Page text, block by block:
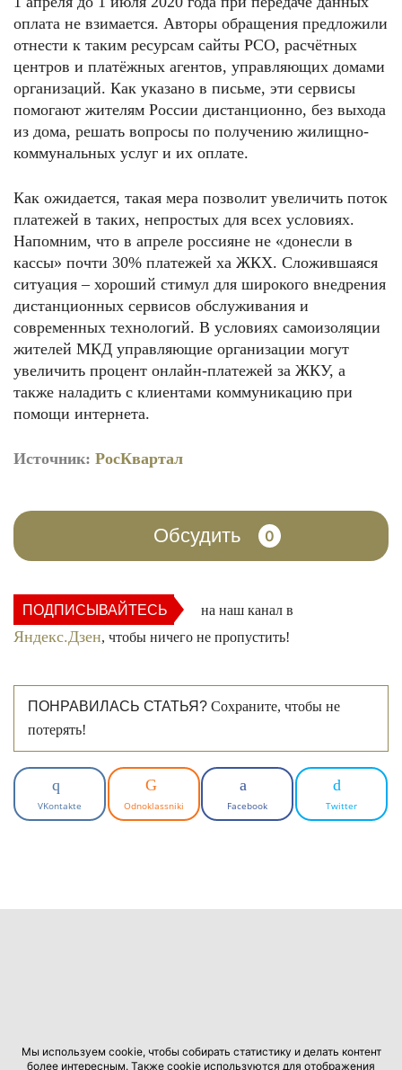
оплата не взимается. Авторы обращения предложили
отнести к таким ресурсам сайты РСО, расчётных
центров и платёжных агентов, управляющих домами
организаций. Как указано в письме, эти сервисы
помогают жителям России дистанционно, без выхода
из дома, решать вопросы по получению жилищно-
коммунальных услуг и их оплате.
Как ожидается, такая мера позволит увеличить поток
платежей в таких, непростых для всех условиях.
Напомним, что в апреле россияне не «донесли в
кассы» почти 30% платежей ха ЖКХ. Сложившаяся
ситуация – хороший стимул для широкого внедрения
дистанционных сервисов обслуживания и
современных технологий. В условиях самоизоляции
жителей МКД управляющие организации могут
увеличить процент онлайн-платежей за ЖКУ, а
также наладить с клиентами коммуникацию при
помощи интернета.
Источник: РосКвартал
Обсудить 0
ПОДПИСЫВАЙТЕСЬ на наш канал в
Яндекс.Дзен, чтобы ничего не пропустить!
ПОНРАВИЛАСЬ СТАТЬЯ? Сохраните, чтобы не
потерять!
VKontakte Odnoklassniki Facebook Twitter
Мы используем cookie, чтобы собирать статистику и делать контент
более интересным. Также cookie используются для отображения